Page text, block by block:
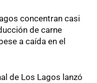
concentran casi
de carne
a caída en el
de Los Lagos lanzó